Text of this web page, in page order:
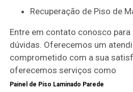
Recuperação de Piso de
Entre em contato conosco
dúvidas. Oferecemos um
comprometido com a sua
oferecemos serviços como
Painel de Piso Laminado Parede